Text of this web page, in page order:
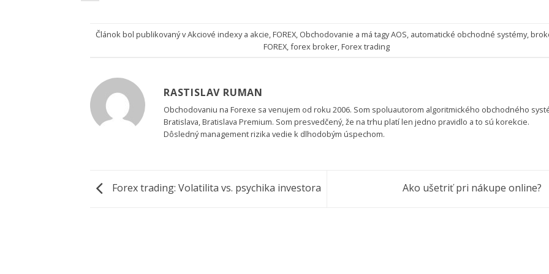
Článok bol publikovaný vAkciové indexy a akcie,FOREX, Obchodovanie a má tagyAOS, automatické obchodné systémy,
FOREX,forex broker,Forex trading
RASTISLAV RUMAN
Obchodovaniu na Forexe sa venujem od roku 2006. Som spoluautorom algoritmického obchodného
Bratislava, Bratislava Premium. Som presvedčený, že na trhu platí len jedno pravidlo a to sú korekcie.
Dôsledný management rizika vedie k dlhodobým úspechom.
Forex trading: Volatilita vs. psychika investora Ako ušetriť pri nákupe online?